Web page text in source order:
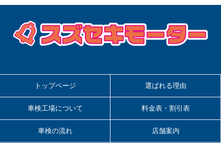
トップページ 選ばれる理由
車検工場について 料金表・割引表
車検の流れ 店舗案内